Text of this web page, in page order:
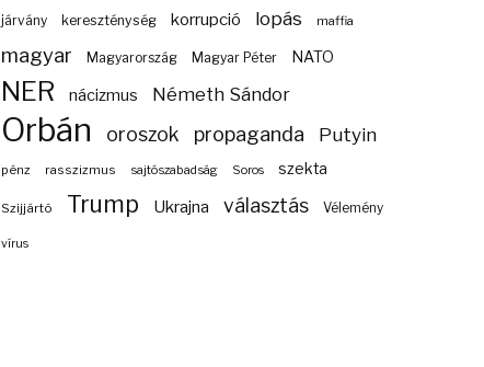
járvány kereszténység korrupció lopás maffia
magyar Magyarország Magyar Péter NATO
NER nácizmus Németh Sándor
Orbán oroszok propaganda Putyin
pénz rasszizmus sajtószabadság Soros szekta
Szijjártó Trump Ukrajna választás Vélemény
vírus